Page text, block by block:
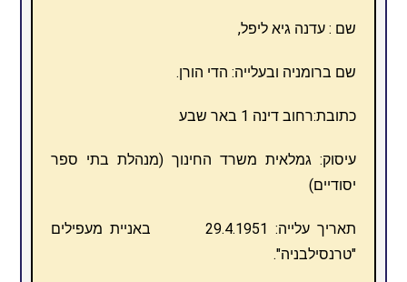
שם : עדנה גיא ליפל,
שם ברומניה ובעלייה: הדי הורן.
כתובת:רחוב דינה 1 באר שבע
עיסוק: גמלאית משרד החינוך (מנהלת בתי ספר
יסודיים)
תאריך עלייה: 29.4.1951 באניית מעפילים
"טרנסילבניה".